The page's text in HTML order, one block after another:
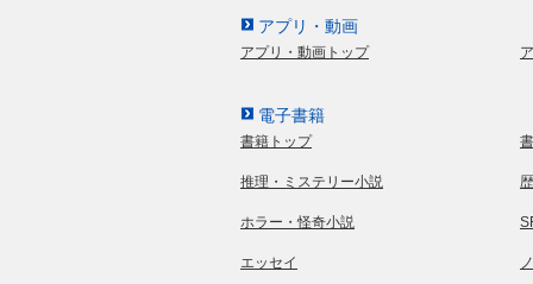
アプリ・動画
アプリ・動画トップ
電子書籍
書籍トップ
推理・ミステリー小説
ホラー・怪奇小説
エッセイ